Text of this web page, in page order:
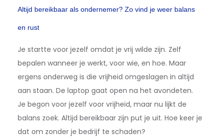
Altijd bereikbaar als ondernemer? Zo vind je weer balans
en rust
Je startte voor jezelf omdat je vrij wilde zijn. Zelf
bepalen wanneer je werkt, voor wie, en hoe. Maar
ergens onderweg is die vrijheid omgeslagen in altijd
aan staan. De laptop gaat open na het avondeten.
Je begon voor jezelf voor vrijheid, maar nu lijkt de
balans zoek. Altijd bereikbaar zijn put je uit. Hoe keer je
dat om zonder je bedrijf te schaden?